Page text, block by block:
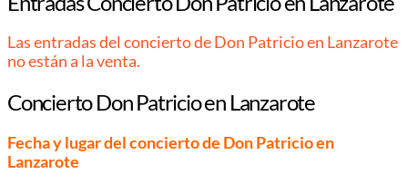
Las entradas del concierto de Don Patricio en Lanzarote
no están a la venta.
Concierto Don Patricio en Lanzarote
Fecha y lugar del concierto de Don Patricio en
Lanzarote